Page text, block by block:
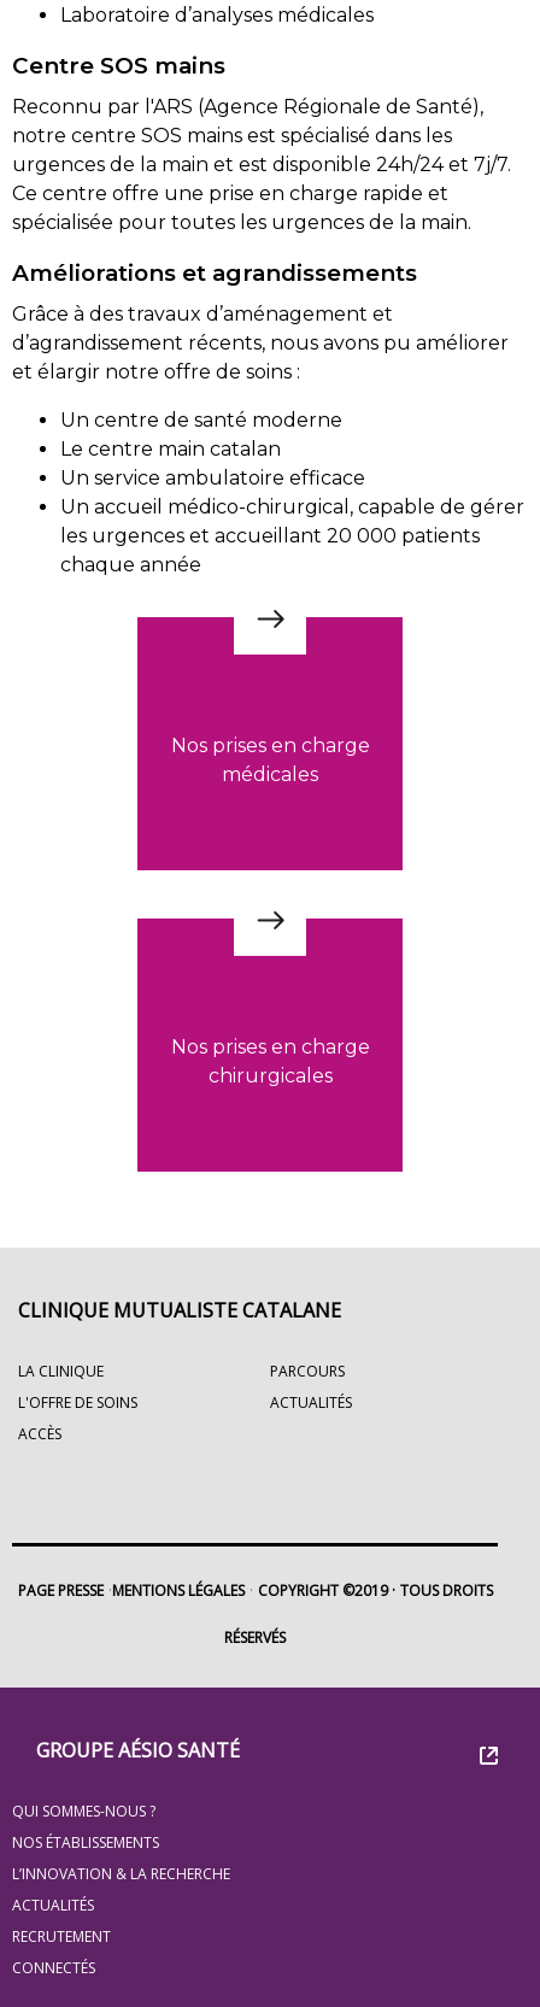
Laboratoire d’analyses médicales
Centre SOS mains
Reconnu par l'ARS (Agence Régionale de Santé),
notre centre SOS mains est spécialisé dans les
urgences de la main et est disponible 24h/24 et 7j/7.
Ce centre offre une prise en charge rapide et
spécialisée pour toutes les urgences de la main.
Améliorations et agrandissements
Grâce à des travaux d’aménagement et
d’agrandissement récents, nous avons pu améliorer
et élargir notre offre de soins :
Un centre de santé moderne
Le centre main catalan
Un service ambulatoire efficace
Un accueil médico-chirurgical, capable de gérer
les urgences et accueillant 20 000 patients
chaque année
Nos prises en charge
médicales
Nos prises en charge
chirurgicales
Groupe
Eovi
pour
les
minis
site
GROUPE AÉSIO SANTÉ
QUI SOMMES-NOUS ?
NOS ÉTABLISSEMENTS
L’INNOVATION & LA RECHERCHE
ACTUALITÉS
RECRUTEMENT
CONNECTÉS
CLINIQUE MUTUALISTE CATALANE
LA CLINIQUE
PARCOURS
L'OFFRE DE SOINS
ACTUALITÉS
ACCÈS
PAGE PRESSE MENTIONS LÉGALES COPYRIGHT ©2019 TOUS DROITS
RÉSERVÉS